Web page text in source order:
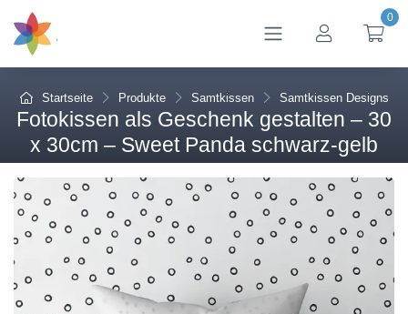
0
Startseite Produkte Samtkissen Samtkissen Designs
Fotokissen als Geschenk gestalten – 30
x 30cm – Sweet Panda schwarz-gelb